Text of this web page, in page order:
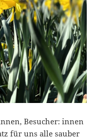
Besucher: innen
für uns alle sauber